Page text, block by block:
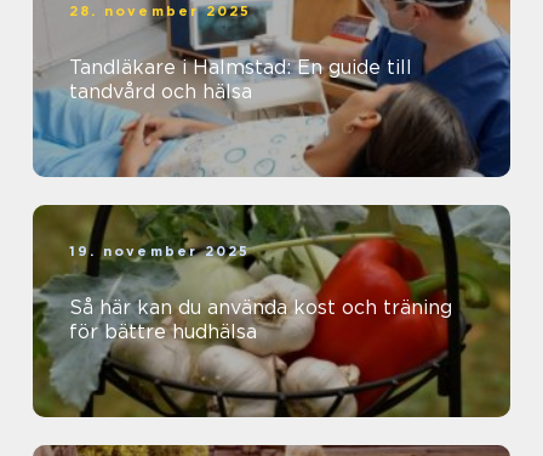
28. november 2025
Tandläkare i Halmstad: En guide till
tandvård och hälsa
19. november 2025
Så här kan du använda kost och träning
för bättre hudhälsa